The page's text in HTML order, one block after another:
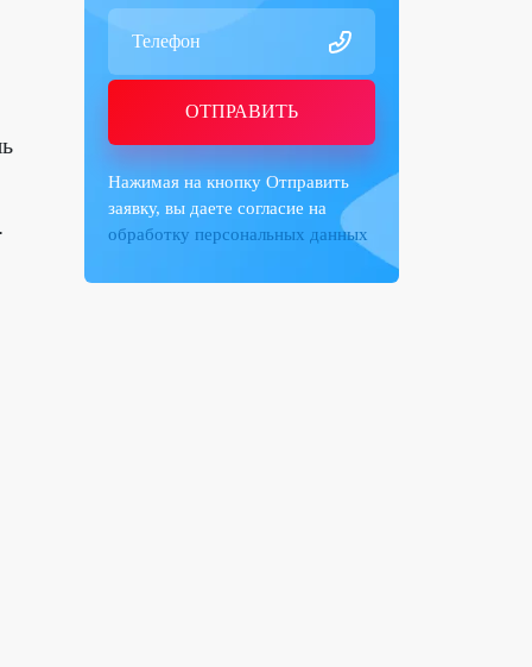
ОТПРАВИТЬ
Нажимая на кнопку Отправить
заявку, вы даете согласие на
обработку персональных данных